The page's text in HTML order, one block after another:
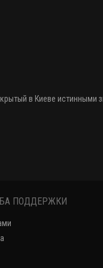
в Киеве истинными
ПОДДЕРЖКИ